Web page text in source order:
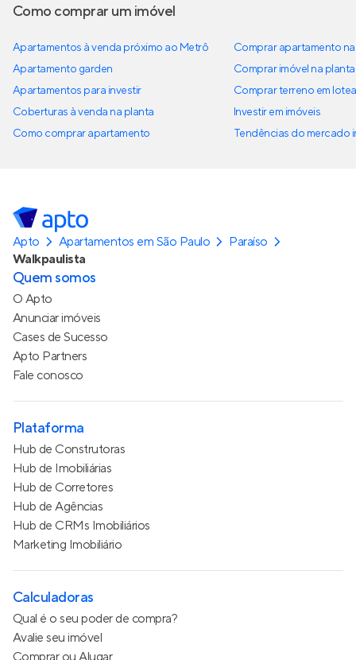
Como comprar um imóvel
Apartamentos à venda próximo ao Metrô
Apartamento garden
Apartamentos para investir
Coberturas à venda na planta
Como comprar apartamento
Comprar apartamento
Comprar imóvel na planta
Comprar terreno em
Investir em imóveis
Tendências do mercado
Apto Apartamentos em São Paulo
Paraíso
Walkpaulista
Quem somos
O Apto
Anunciar imóveis
Cases de Sucesso
Apto Partners
Fale conosco
Plataforma
Hub de Construtoras
Hub de Imobiliárias
Hub de Corretores
Hub de Agências
Hub de CRMs Imobiliários
Marketing Imobiliário
Calculadoras
Qual é o seu poder de compra?
Avalie seu imóvel
Comprar ou Alugar